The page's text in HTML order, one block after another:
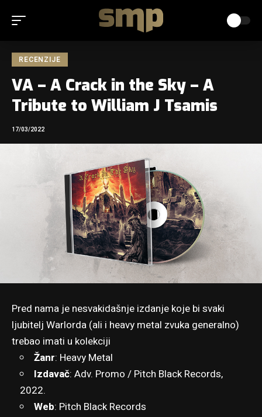
RECENZIJE
VA – A Crack in the Sky – A
Tribute to William J Tsamis
17/03/2022
Pred nama je nesvakidašnje izdanje koje bi svaki
ljubitelj Warlorda (ali i heavy metal zvuka generalno)
trebao imati u kolekciji
Žanr: Heavy Metal
Izdavač: Adv. Promo / Pitch Black Records,
2022.
Web: Pitch Black Records